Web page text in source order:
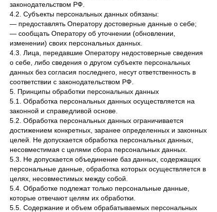
законодательством РФ.
4.2. Субъекты персональных данных обязаны:
— предоставлять Оператору достоверные данные о себе;
— сообщать Оператору об уточнении (обновлении,
изменении) своих персональных данных.
4.3. Лица, передавшие Оператору недостоверные сведения
о себе, либо сведения о другом субъекте персональных
данных без согласия последнего, несут ответственность в
соответствии с законодательством РФ.
5. Принципы обработки персональных данных
5.1. Обработка персональных данных осуществляется на
законной и справедливой основе.
5.2. Обработка персональных данных ограничивается
достижением конкретных, заранее определенных и законных
целей. Не допускается обработка персональных данных,
несовместимая с целями сбора персональных данных.
5.3. Не допускается объединение баз данных, содержащих
персональные данные, обработка которых осуществляется в
целях, несовместимых между собой.
5.4. Обработке подлежат только персональные данные,
которые отвечают целям их обработки.
5.5. Содержание и объем обрабатываемых персональных